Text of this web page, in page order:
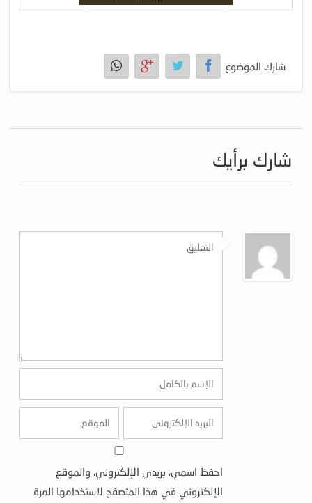
شارك الموضوع
شارك برأيك
احفظ اسمي، بريدي الإلكتروني، والموقع
الإلكتروني في هذا المتصفح لاستخدامها المرة